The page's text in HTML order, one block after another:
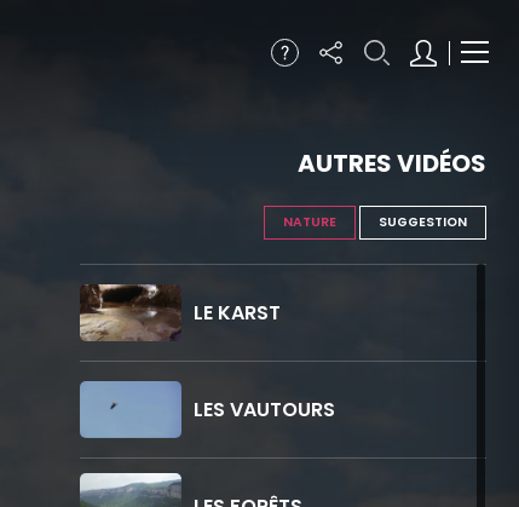
AUTRES VIDÉOS
NATURE SUGGESTION
LE KARST
LES VAUTOURS